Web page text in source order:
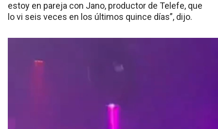
estoy en pareja con Jano, productor de Telefe, que
lo vi seis veces en los últimos quince días”, dijo.